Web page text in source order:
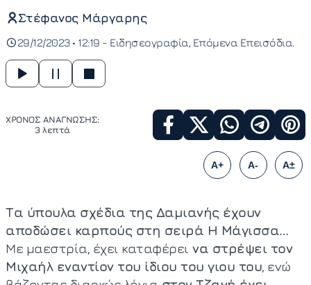
Στέφανος Μάργαρης
29/12/2023 • 12:19 - Ειδησεογραφία Επόμενα Επεισόδια
ΧΡΟΝΟΣ ΑΝΑΓΝΩΣΗΣ:
3 λεπτά
A+ A- A±
Τα ύπουλα σχέδια της Δαμιανής έχουν
αποδώσει καρπούς στη σειρά Η Μάγισσα…
Με μαεστρία, έχει καταφέρει να στρέψει τον
Μιχαήλ εναντίον του ίδιου του γιου του, ενώ